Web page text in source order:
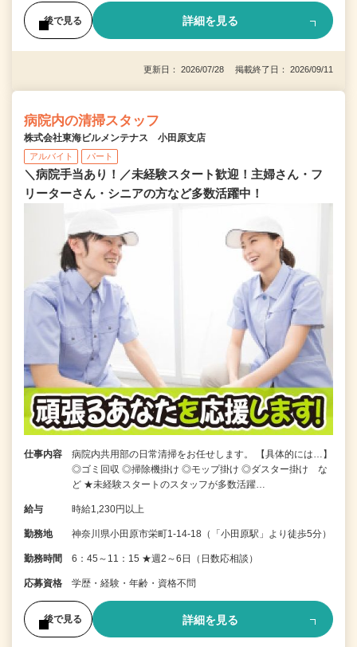
後で見る 詳細を見る
更新日： 2026/07/28 掲載終了日： 2026/09/11
病院内の清掃スタッフ
株式会社東海ビルメンテナス 小田原支店
アルバイト パート
＼病院手当あり！／未経験スタート歓迎！主婦さん・フ
リーターさん・シニアの方など多数活躍中！
仕事内容
病院内共用部の日常清掃をお任せします。 【具体的には…】
◎ゴミ回収 ◎掃除機掛け ◎モップ掛け ◎ダスター掛け な
ど ★未経験スタートのスタッフが多数活躍…
給与 時給1,230円以上
勤務地 神奈川県小田原市栄町1-14-18（「小田原駅」より徒歩5分）
勤務時間 6：45～11：15 ★週2～6日（日数応相談）
応募資格 学歴・経験・年齢・資格不問
後で見る 詳細を見る